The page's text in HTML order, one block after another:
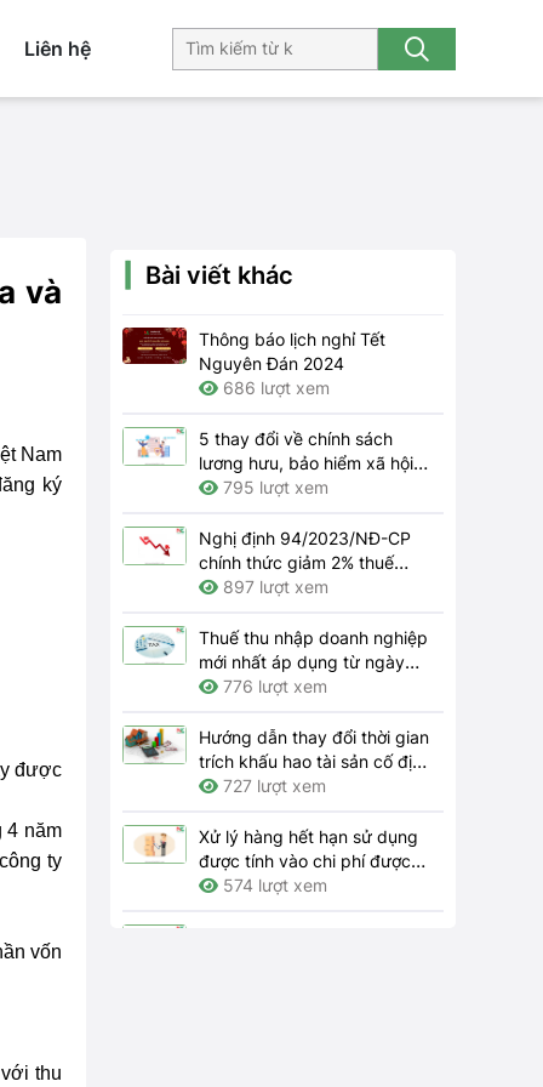
Liên hệ
và
Nam
ký
được
4 năm
ty
vốn
thu
Bài viết khác
Thông báo lịch nghỉ Tết
Nguyên Đán 2024
686 lượt xem
5 thay đổi về chính sách
lương hưu, bảo hiểm xã hội
năm 2024
795 lượt xem
Nghị định 94/2023/NĐ-CP
chính thức giảm 2% thuế
GTGT 2024
897 lượt xem
Thuế thu nhập doanh nghiệp
mới nhất áp dụng từ ngày
01/7/2023
776 lượt xem
Hướng dẫn thay đổi thời gian
trích khấu hao tài sản cố định
theo quy định hiện hành như
727 lượt xem
Xử lý hàng hết hạn sử dụng
được tính vào chi phí được
trừ khi tính thuế thu nhập
574 lượt xem